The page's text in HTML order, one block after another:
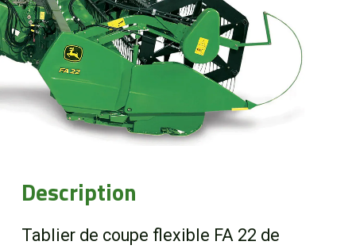
Description
Tablier de coupe flexible FA 22 de
Agriculture de précision
Boutique
Portail client
À propos
Promotions